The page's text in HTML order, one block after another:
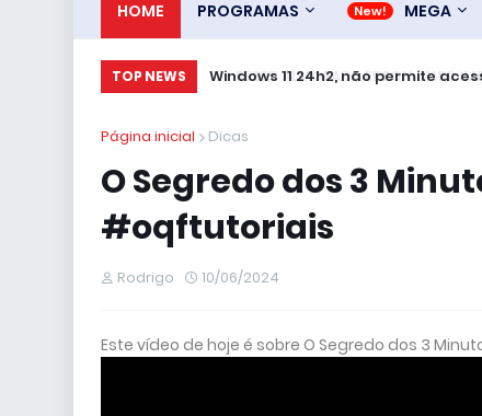
HOME PROGRAMAS MEGA
TOP NEWS Windows 11 24h2, não permite
Página inicial Dicas
O Segredo dos 3
#oqftutoriais
Rodrigo 10/06/2024
Este vídeo de hoje é sobre O Segredo dos 3